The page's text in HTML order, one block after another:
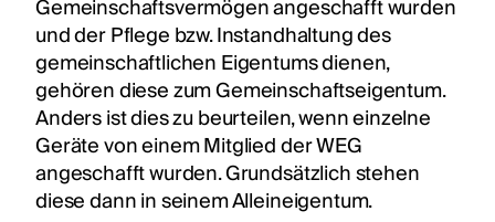
Gemeinschaftsvermögen angeschafft wurden
und der Pflege bzw. Instandhaltung des
gemeinschaftlichen Eigentums dienen,
gehören diese zum Gemeinschaftseigentum.
Anders ist dies zu beurteilen, wenn einzelne
Geräte von einem Mitglied der WEG
angeschafft wurden. Grundsätzlich stehen
diese dann in seinem Alleineigentum.